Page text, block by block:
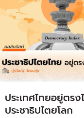
ประเทศไทยอยู่ตร
ประชาธิปไตยโลก